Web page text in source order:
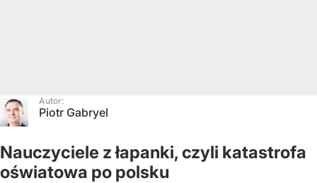
Autor:
Piotr Gabryel
Nauczyciele z łapanki, czyli katastrofa
oświatowa po polsku